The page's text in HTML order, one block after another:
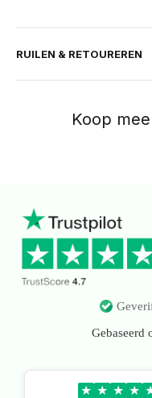
RUILEN & RETOUREREN
Gebaseerd
★ ★ ★ ★